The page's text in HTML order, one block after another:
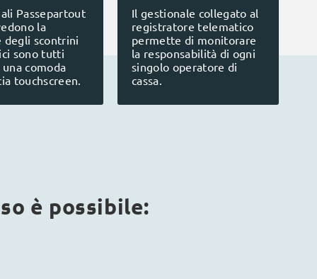
Passepartout
la
degli scontrini
sono tutti
comoda
touchscreen.
Il gestionale collegato al
registratore telematico
permette di monitorare
la responsabilità di ogni
singolo operatore di
cassa.
è possibile: